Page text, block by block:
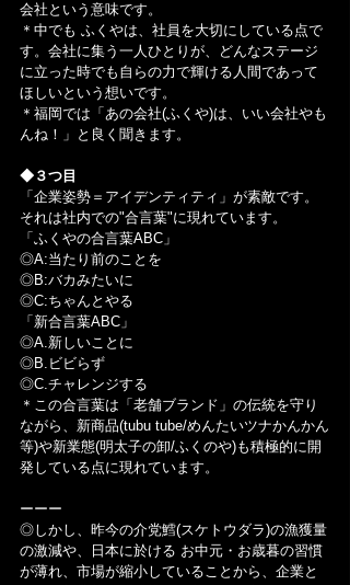
会社という意味です。
＊中でも ふくやは、社員を大切にしている点で
す。会社に集う一人ひとりが、どんなステージ
に立った時でも自らの力で輝ける人間であって
ほしいという想いです。
＊福岡では「あの会社(ふくや)は、いい会社やも
んね！」と良く聞きます。
◆３つ目
「企業姿勢＝アイデンティティ」が素敵です。
それは社内での"合言葉"に現れています。
「ふくやの合言葉ABC」
◎A:当たり前のことを
◎B:バカみたいに
◎C:ちゃんとやる
「新合言葉ABC」
◎A.新しいことに
◎B.ビビらず
◎C.チャレンジする
＊この合言葉は「老舗ブランド」の伝統を守り
ながら、新商品(tubu tube/めんたいツナかんかん
等)や新業態(明太子の卸/ふくのや)も積極的に開
発している点に現れています。
ーーー
◎しかし、昨今の介党鱈(スケトウダラ)の漁獲量
の激減や、日本に於ける お中元・お歳暮の習慣
が薄れ、市場が縮小していることから、企業と